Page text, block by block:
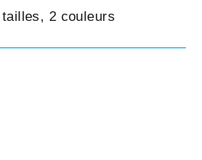
tailles, 2 couleurs